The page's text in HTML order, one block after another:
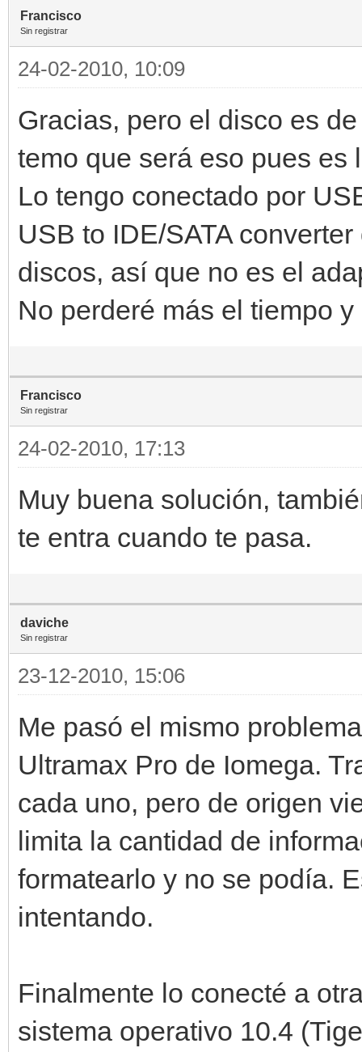
Francisco
Sin registrar
24-02-2010, 10:09
Gracias, pero el disco es
temo que será eso pues es
Lo tengo conectado por
USB to IDE/SATA
discos, así que no es el
No perderé más el tiempo
Francisco
Sin registrar
24-02-2010, 17:13
Muy buena solución,
te entra cuando te pasa.
daviche
Sin registrar
23-12-2010, 15:06
Me pasó el mismo
Ultramax Pro de Iomega.
cada uno, pero de origen
limita la cantidad de
formatearlo y no se podía.
intentando.
Finalmente lo conecté a
sistema operativo 10.4